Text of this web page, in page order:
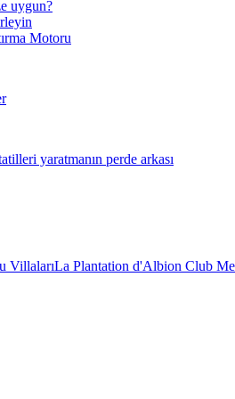
uygun?
Motoru
yaratmanın perde arkası
VillalarıLa Plantation d'Albion Club